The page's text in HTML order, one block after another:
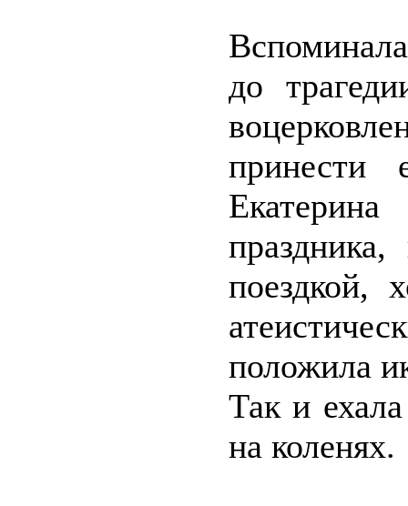
до
поездкой,
положила
Так и
на коленях.